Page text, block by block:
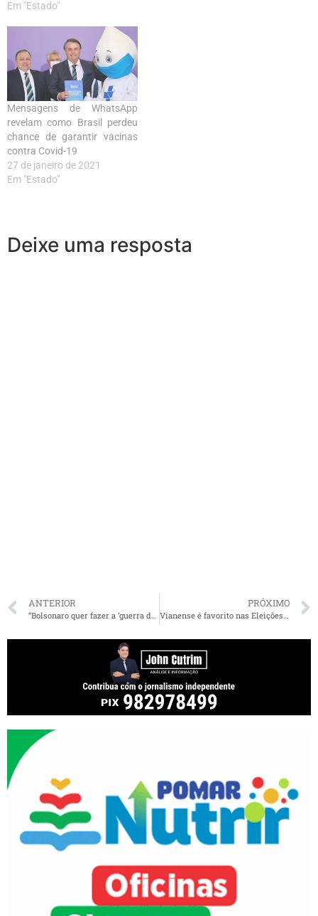
Em "Estado"
Mensagens de WhatsApp
revelam como Brasil perdeu
chance de garantir vacinas
contra Covid-19
27 de janeiro de 2021
Em "Estado"
Deixe uma resposta
ANTERIOR
“Bolsonaro quer fazer a ‘guerra das vacinas’, ele só pensa em palanque e guerra”, diz Flávio Dino
PRÓXIMO
Vianense é favorito nas Eleições Gerais do Sindicato dos Servidores da Justiça